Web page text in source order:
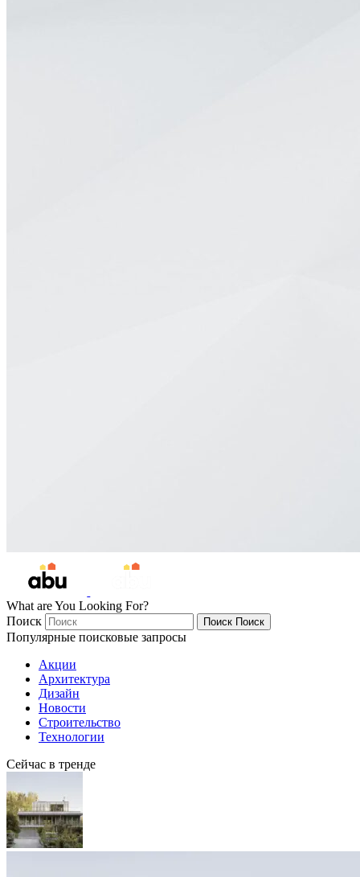
What are You Looking For?
Поиск
Поиск Поиск
Популярные поисковые запросы
Акции
Архитектура
Дизайн
Новости
Строительство
Технологии
Сейчас в тренде